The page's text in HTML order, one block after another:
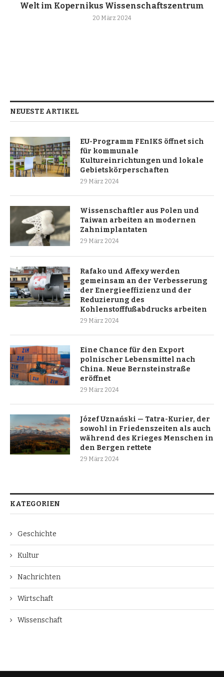
Welt im Kopernikus Wissenschaftszentrum
20 März 2024
NEUESTE ARTIKEL
EU-Programm FEnIKS öffnet sich
für kommunale
Kultureinrichtungen und lokale
Gebietskörperschaften
29 März 2024
Wissenschaftler aus Polen und
Taiwan arbeiten an modernen
Zahnimplantaten
29 März 2024
Rafako und Affexy werden
gemeinsam an der Verbesserung
der Energieeffizienz und der
Reduzierung des
Kohlenstofffußabdrucks arbeiten
29 März 2024
Eine Chance für den Export
polnischer Lebensmittel nach
China. Neue Bernsteinstraße
eröffnet
29 März 2024
Józef Uznański — Tatra-Kurier, der
sowohl in Friedenszeiten als auch
während des Krieges Menschen in
den Bergen rettete
29 März 2024
KATEGORIEN
Geschichte
Kultur
Nachrichten
Wirtschaft
Wissenschaft